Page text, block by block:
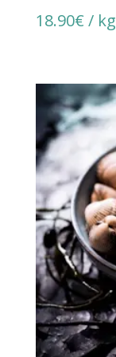
18.90€ / kg